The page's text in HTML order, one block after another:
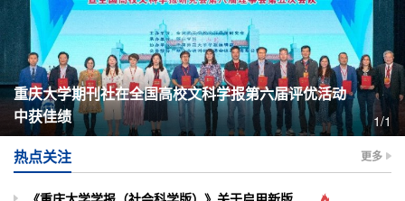
重庆大学期刊社在全国高校文科学报第六届评优活动
中获佳绩
1/1
热点关注 更多